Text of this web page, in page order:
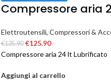
Compressore aria
Elettroutensili, Compressori &
€135.90 €125.90
Compressore aria 24 lt Lubrificato
Aggiungi al carrello